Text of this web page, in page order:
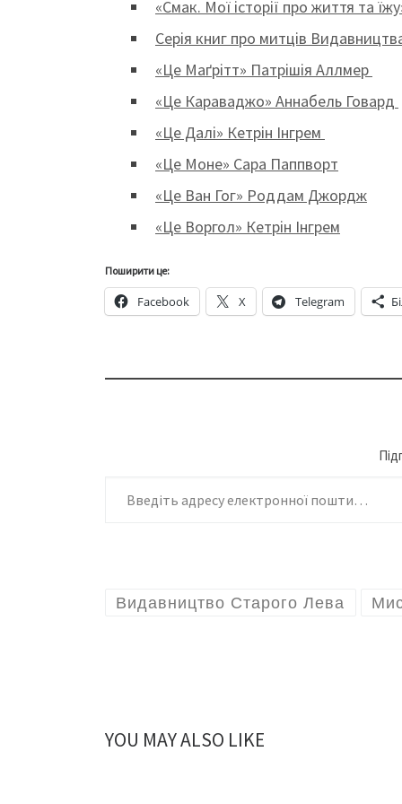
«Смак. Мої історії про життя та
Серія книг про митців
«Це Маґрітт» Патрішія Аллмер
«Це Караваджо» Аннабель Говард
«Це Далі» Кетрін Інгрем
«Це Моне» Сара Паппворт
«Це Ван Гог» Роддам Джордж
«Це Воргол» Кетрін Інгрем
Поширити це:
Facebook X Telegram
Видавництво Старого Лева
YOU MAY ALSO LIKE